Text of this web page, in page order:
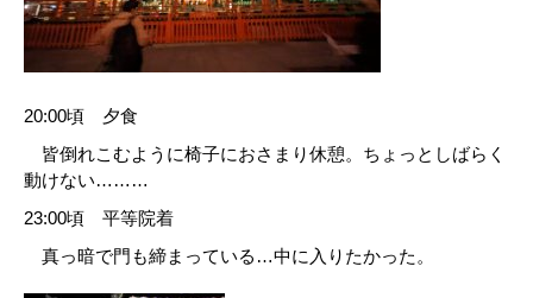
20:00頃 夕食
皆倒れこむように椅子におさまり休憩。ちょっとしばらく
動けない………
23:00頃 平等院着
真っ暗で門も締まっている…中に入りたかった。